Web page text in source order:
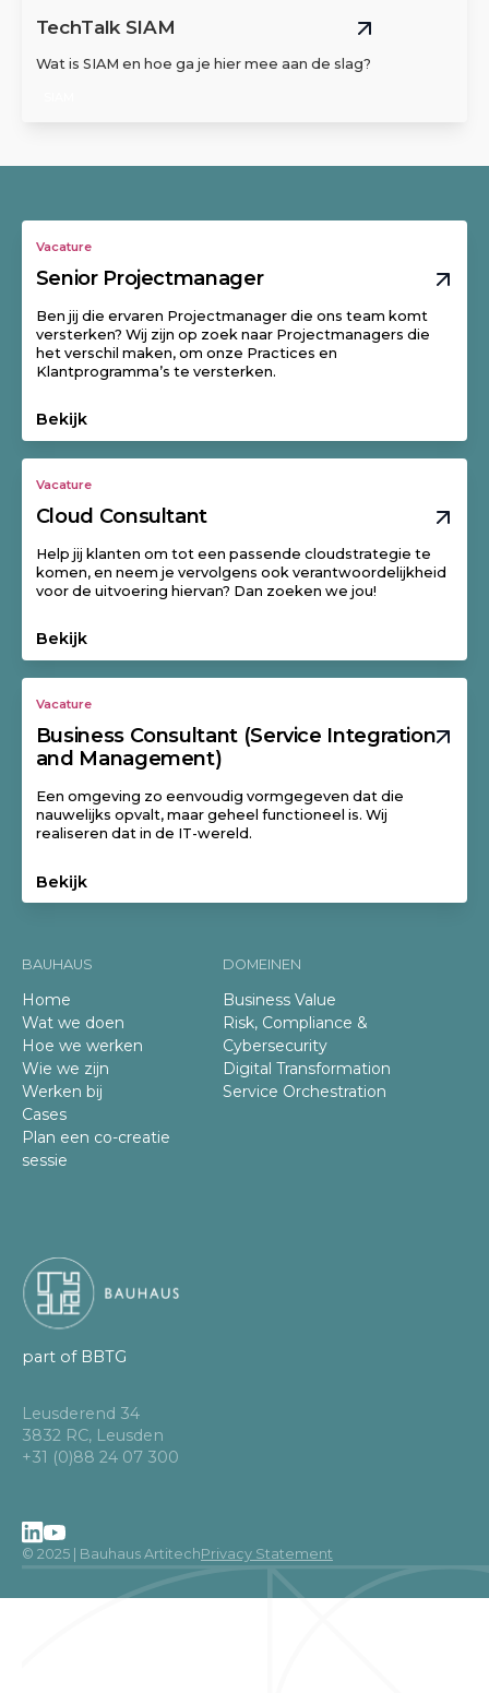
TechTalk SIAM
Wat is SIAM en hoe ga je hier mee aan de slag?
Vacature
Senior Projectmanager
Ben jij die ervaren Projectmanager die ons team komt
versterken? Wij zijn op zoek naar Projectmanagers die
het verschil maken, om onze Practices en
Klantprogramma’s te versterken.
Bekijk
Vacature
Cloud Consultant
Help jij klanten om tot een passende cloudstrategie te
komen, en neem je vervolgens ook verantwoordelijkheid
voor de uitvoering hiervan? Dan zoeken we jou!
Bekijk
Vacature
Business Consultant (Service Integration
and Management)
Een omgeving zo eenvoudig vormgegeven dat die
nauwelijks opvalt, maar geheel functioneel is. Wij
realiseren dat in de IT-wereld.
Bekijk
BAUHAUS
Home
Wat we doen
Hoe we werken
Wie we zijn
Werken bij
Cases
Plan een co-creatie
sessie
DOMEINEN
Business Value
Risk, Compliance &
Cybersecurity
Digital Transformation
Service Orchestration
part of BBTG
Leusderend 34
3832 RC, Leusden
+31 (0)88 24 07 300
© 2025 | Bauhaus ArtitechPrivacy Statement